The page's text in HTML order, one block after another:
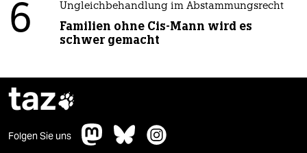
6 Ungleichbehandlung im Abstammungsrecht
Familien ohne Cis-Mann wird es
schwer gemacht
taz
Folgen Sie uns